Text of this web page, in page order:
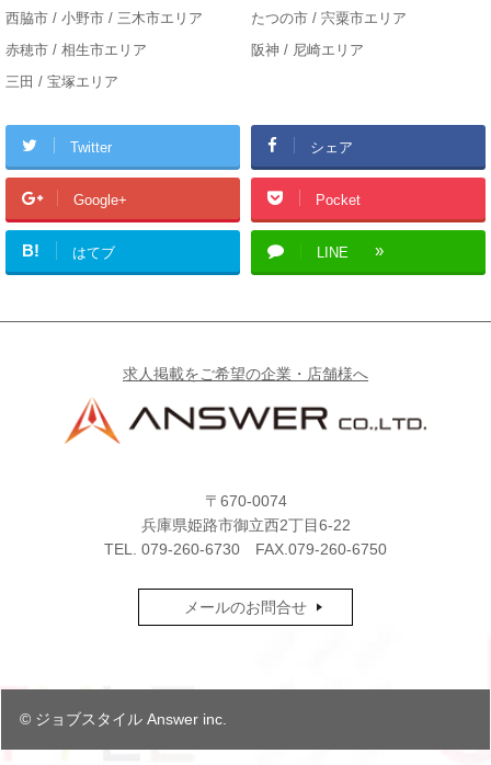
西脇市 / 小野市 / 三木市エリア
たつの市 / 宍粟市エリア
赤穂市 / 相生市エリア
阪神 / 尼崎エリア
三田 / 宝塚エリア
Twitter シェア
Google+ Pocket
B! はてブ LINE
求人掲載をご希望の企業・店舗様へ
〒670-0074
兵庫県姫路市御立西2丁目6-22
TEL. 079-260-6730 FAX.079-260-6750
メールのお問合せ
© ジョブスタイル Answer inc.